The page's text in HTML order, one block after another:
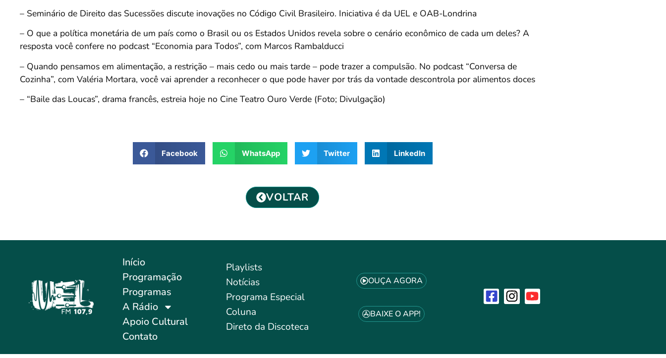
– Seminário de Direito das Sucessões discute inovações no Código Civil Brasileiro. Iniciativa é da UEL e OAB-Londrina
– O que a política monetária de um país como o Brasil ou os Estados Unidos revela sobre o cenário econômico de cada um deles? A
resposta você confere no podcast “Economia para Todos”, com Marcos Rambalducci
– Quando pensamos em alimentação, a restrição – mais cedo ou mais tarde – pode trazer a compulsão. No podcast “Conversa de
Cozinha”, com Valéria Mortara, você vai aprender a reconhecer o que pode haver por trás da vontade descontrola por alimentos doces
– “Baile das Loucas”, drama francês, estreia hoje no Cine Teatro Ouro Verde (Foto; Divulgação)
Facebook WhatsApp Twitter LinkedIn
VOLTAR
Início
Programação
Programas
A Rádio
Apoio Cultural
Contato
Playlists
Notícias
Programa Especial
Coluna
Direto da Discoteca
OUÇA AGORA
BAIXE O APP!